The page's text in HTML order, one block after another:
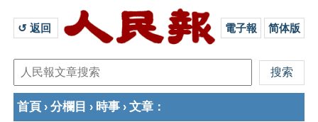
↺ 返回 電子報 简体版
首頁 › 分欄目 › 時事 › 文章 ：